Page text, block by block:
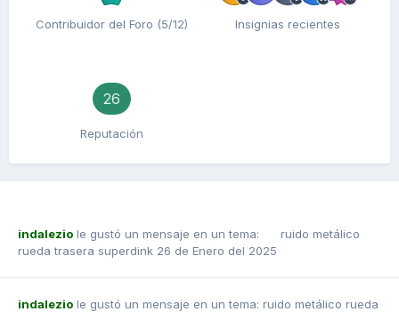
Contribuidor del Foro (5/12) Insignias recientes
26
Reputación
indalezio le gustó un mensaje en un tema:
ruido metálico
rueda trasera superdink 26 de Enero del 2025
indalezio le gustó un mensaje en un tema: ruido metálico rueda